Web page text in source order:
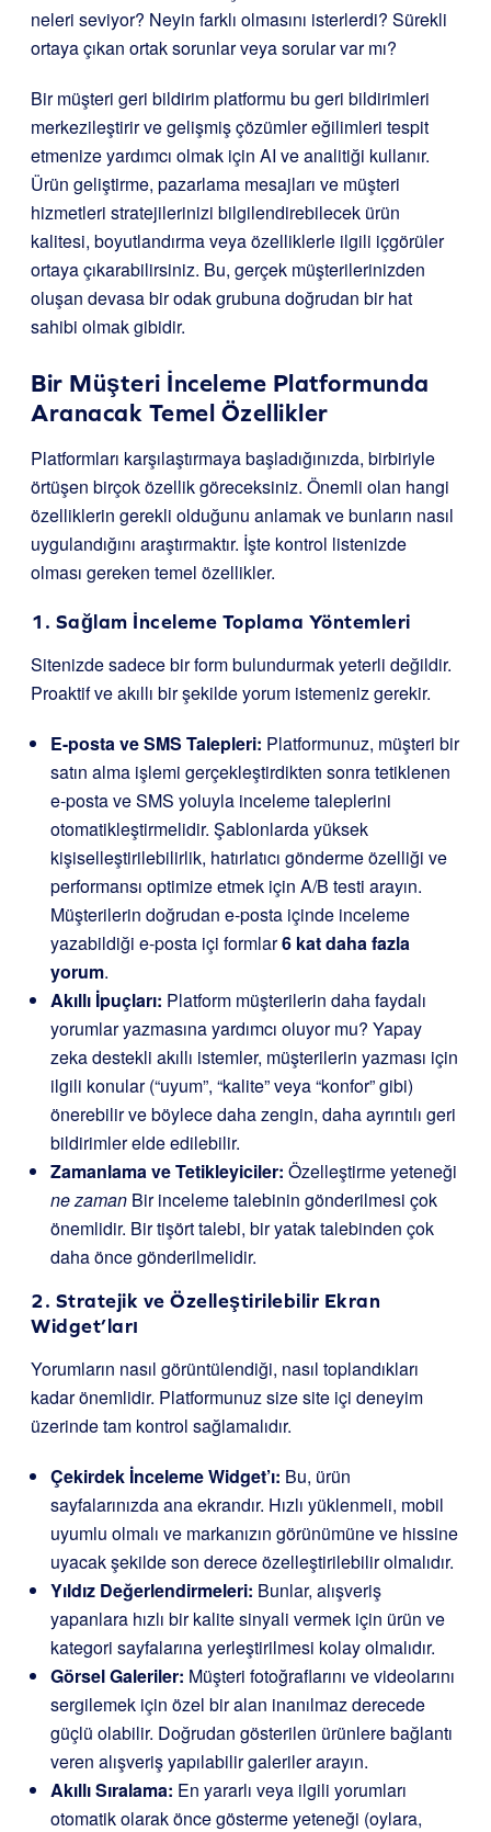
neleri seviyor? Neyin farklı olmasını isterlerdi? Sürekli
ortaya çıkan ortak sorunlar veya sorular var mı?
Bir müşteri geri bildirim platformu bu geri bildirimleri
merkezileştirir ve gelişmiş çözümler eğilimleri tespit
etmenize yardımcı olmak için AI ve analitiği kullanır.
Ürün geliştirme, pazarlama mesajları ve müşteri
hizmetleri stratejilerinizi bilgilendirebilecek ürün
kalitesi, boyutlandırma veya özelliklerle ilgili içgörüler
ortaya çıkarabilirsiniz. Bu, gerçek müşterilerinizden
oluşan devasa bir odak grubuna doğrudan bir hat
sahibi olmak gibidir.
Bir Müşteri İnceleme Platformunda
Aranacak Temel Özellikler
Platformları karşılaştırmaya başladığınızda, birbiriyle
örtüşen birçok özellik göreceksiniz. Önemli olan hangi
özelliklerin gerekli olduğunu anlamak ve bunların nasıl
uygulandığını araştırmaktır. İşte kontrol listenizde
olması gereken temel özellikler.
1. Sağlam İnceleme Toplama Yöntemleri
Sitenizde sadece bir form bulundurmak yeterli değildir.
Proaktif ve akıllı bir şekilde yorum istemeniz gerekir.
E-posta ve SMS Talepleri: Platformunuz, müşteri bir
satın alma işlemi gerçekleştirdikten sonra tetiklenen
e-posta ve SMS yoluyla inceleme taleplerini
otomatikleştirmelidir. Şablonlarda yüksek
kişiselleştirilebilirlik, hatırlatıcı gönderme özelliği ve
performansı optimize etmek için A/B testi arayın.
Müşterilerin doğrudan e-posta içinde inceleme
yazabildiği e-posta içi formlar6 kat daha fazla
yorum.
Akıllı İpuçları: Platform müşterilerin daha faydalı
yorumlar yazmasına yardımcı oluyor mu? Yapay
zeka destekli akıllı istemler, müşterilerin yazması için
ilgili konular (“uyum”, “kalite” veya “konfor” gibi)
önerebilir ve böylece daha zengin, daha ayrıntılı geri
bildirimler elde edilebilir.
Zamanlama ve Tetikleyiciler: Özelleştirme yeteneği
ne zaman Bir inceleme talebinin gönderilmesi çok
önemlidir. Bir tişört talebi, bir yatak talebinden çok
daha önce gönderilmelidir.
2. Stratejik ve Özelleştirilebilir Ekran
Widget’ları
Yorumların nasıl görüntülendiği, nasıl toplandıkları
kadar önemlidir. Platformunuz size site içi deneyim
üzerinde tam kontrol sağlamalıdır.
Çekirdek İnceleme Widget’ı: Bu, ürün
sayfalarınızda ana ekrandır. Hızlı yüklenmeli, mobil
uyumlu olmalı ve markanızın görünümüne ve hissine
uyacak şekilde son derece özelleştirilebilir olmalıdır.
Yıldız Değerlendirmeleri: Bunlar, alışveriş
yapanlara hızlı bir kalite sinyali vermek için ürün ve
kategori sayfalarına yerleştirilmesi kolay olmalıdır.
Görsel Galeriler: Müşteri fotoğraflarını ve videolarını
sergilemek için özel bir alan inanılmaz derecede
güçlü olabilir. Doğrudan gösterilen ürünlere bağlantı
veren alışveriş yapılabilir galeriler arayın.
Akıllı Sıralama: En yararlı veya ilgili yorumları
otomatik olarak önce gösterme yeteneği (oylara,